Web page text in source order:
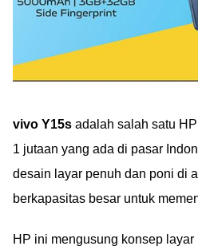
vivo Y15s adalah salah satu HP
1 jutaan yang ada di pasar
desain layar penuh dan poni di
berkapasitas besar untuk
HP ini mengusung konsep